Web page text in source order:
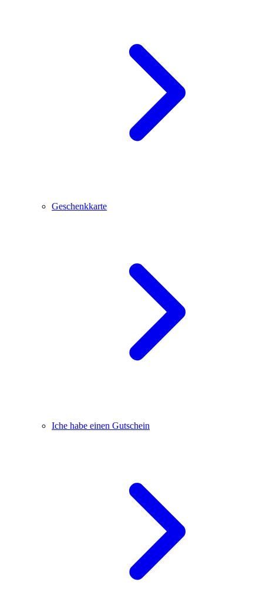
Geschenkkarte
Iche habe einen Gutschein